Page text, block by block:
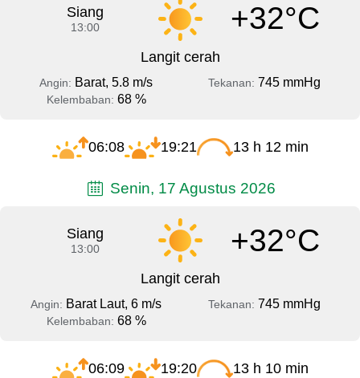
Siang
13:00 +32°C
Langit cerah
Angin: Barat, 5.8 m/s Tekanan: 745 mmHg
Kelembaban: 68 %
06:08 19:21 13 h 12 min
Senin, 17 Agustus 2026
Siang
13:00 +32°C
Langit cerah
Angin: Barat Laut, 6 m/s Tekanan: 745 mmHg
Kelembaban: 68 %
06:09 19:20 13 h 10 min